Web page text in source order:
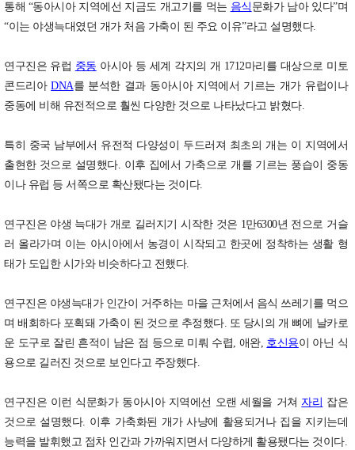
통해 “동아시아 지역에선 지금도 개고기를 먹는 음식 문화가 남아 있다”며
“이는 야생늑대였던 개가 처음 가축이 된 주요 이유”라고 설명했다.
연구진은 유럽 중동 아시아 등 세계 각지의 개 1712마리를 대상으로 미토
콘드리아DNA를 분석한 결과 동아시아 지역에서 기르는 개가 유럽이나
중동에 비해 유전적으로 훨씬 다양한 것으로 나타났다고 밝혔다.
특히 중국 남부에서 유전적 다양성이 두드러져 최초의 개는 이 지역에서
출현한 것으로 설명했다. 이후 집에서 가축으로 개를 기르는 풍습이 중동
이나 유럽 등 서쪽으로 확산됐다는 것이다.
연구진은 야생 늑대가 개로 길러지기 시작한 것은 1만6300년 전으로 거슬
러 올라가며 이는 아시아에서 농경이 시작되고 한곳에 정착하는 생활 형
태가 도입한 시가와 비슷하다고 전했다.
연구진은 야생늑대가 인간이 거주하는 마을 근처에서 음식 쓰레기를 먹으
며 배회하다 포획돼 가축이 된 것으로 추정했다. 또 당시의 개 뼈에 날카로
운 도구로 잘린 흔적이 남은 점 등으로 미뤄 수렵, 애완, 호신용이 아닌 식
용으로 길러진 것으로 보인다고 주장했다.
연구진은 이런 식문화가 동아시아 지역에선 오랜 세월을 거쳐 자리 잡은
것으로 설명했다. 이후 가축화된 개가 사냥에 활용되거나 집을 지키는데
능력을 발휘했고 점차 인간과 가까워지면서 다양하게 활용됐다는 것이다.